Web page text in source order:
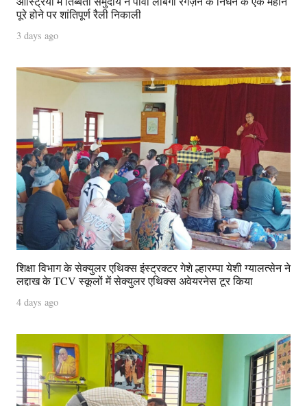
पूरे होने पर शांतिपूर्ण रैली निकाली
3 days ago
शिक्षा विभाग के सेक्युलर एथिक्स इंस्ट्रक्टर गेशे ल्हारम्पा येशी ग्यालत्सेन ने
लद्दाख के TCV स्कूलों में सेक्युलर एथिक्स अवेयरनेस टूर किया
4 days ago